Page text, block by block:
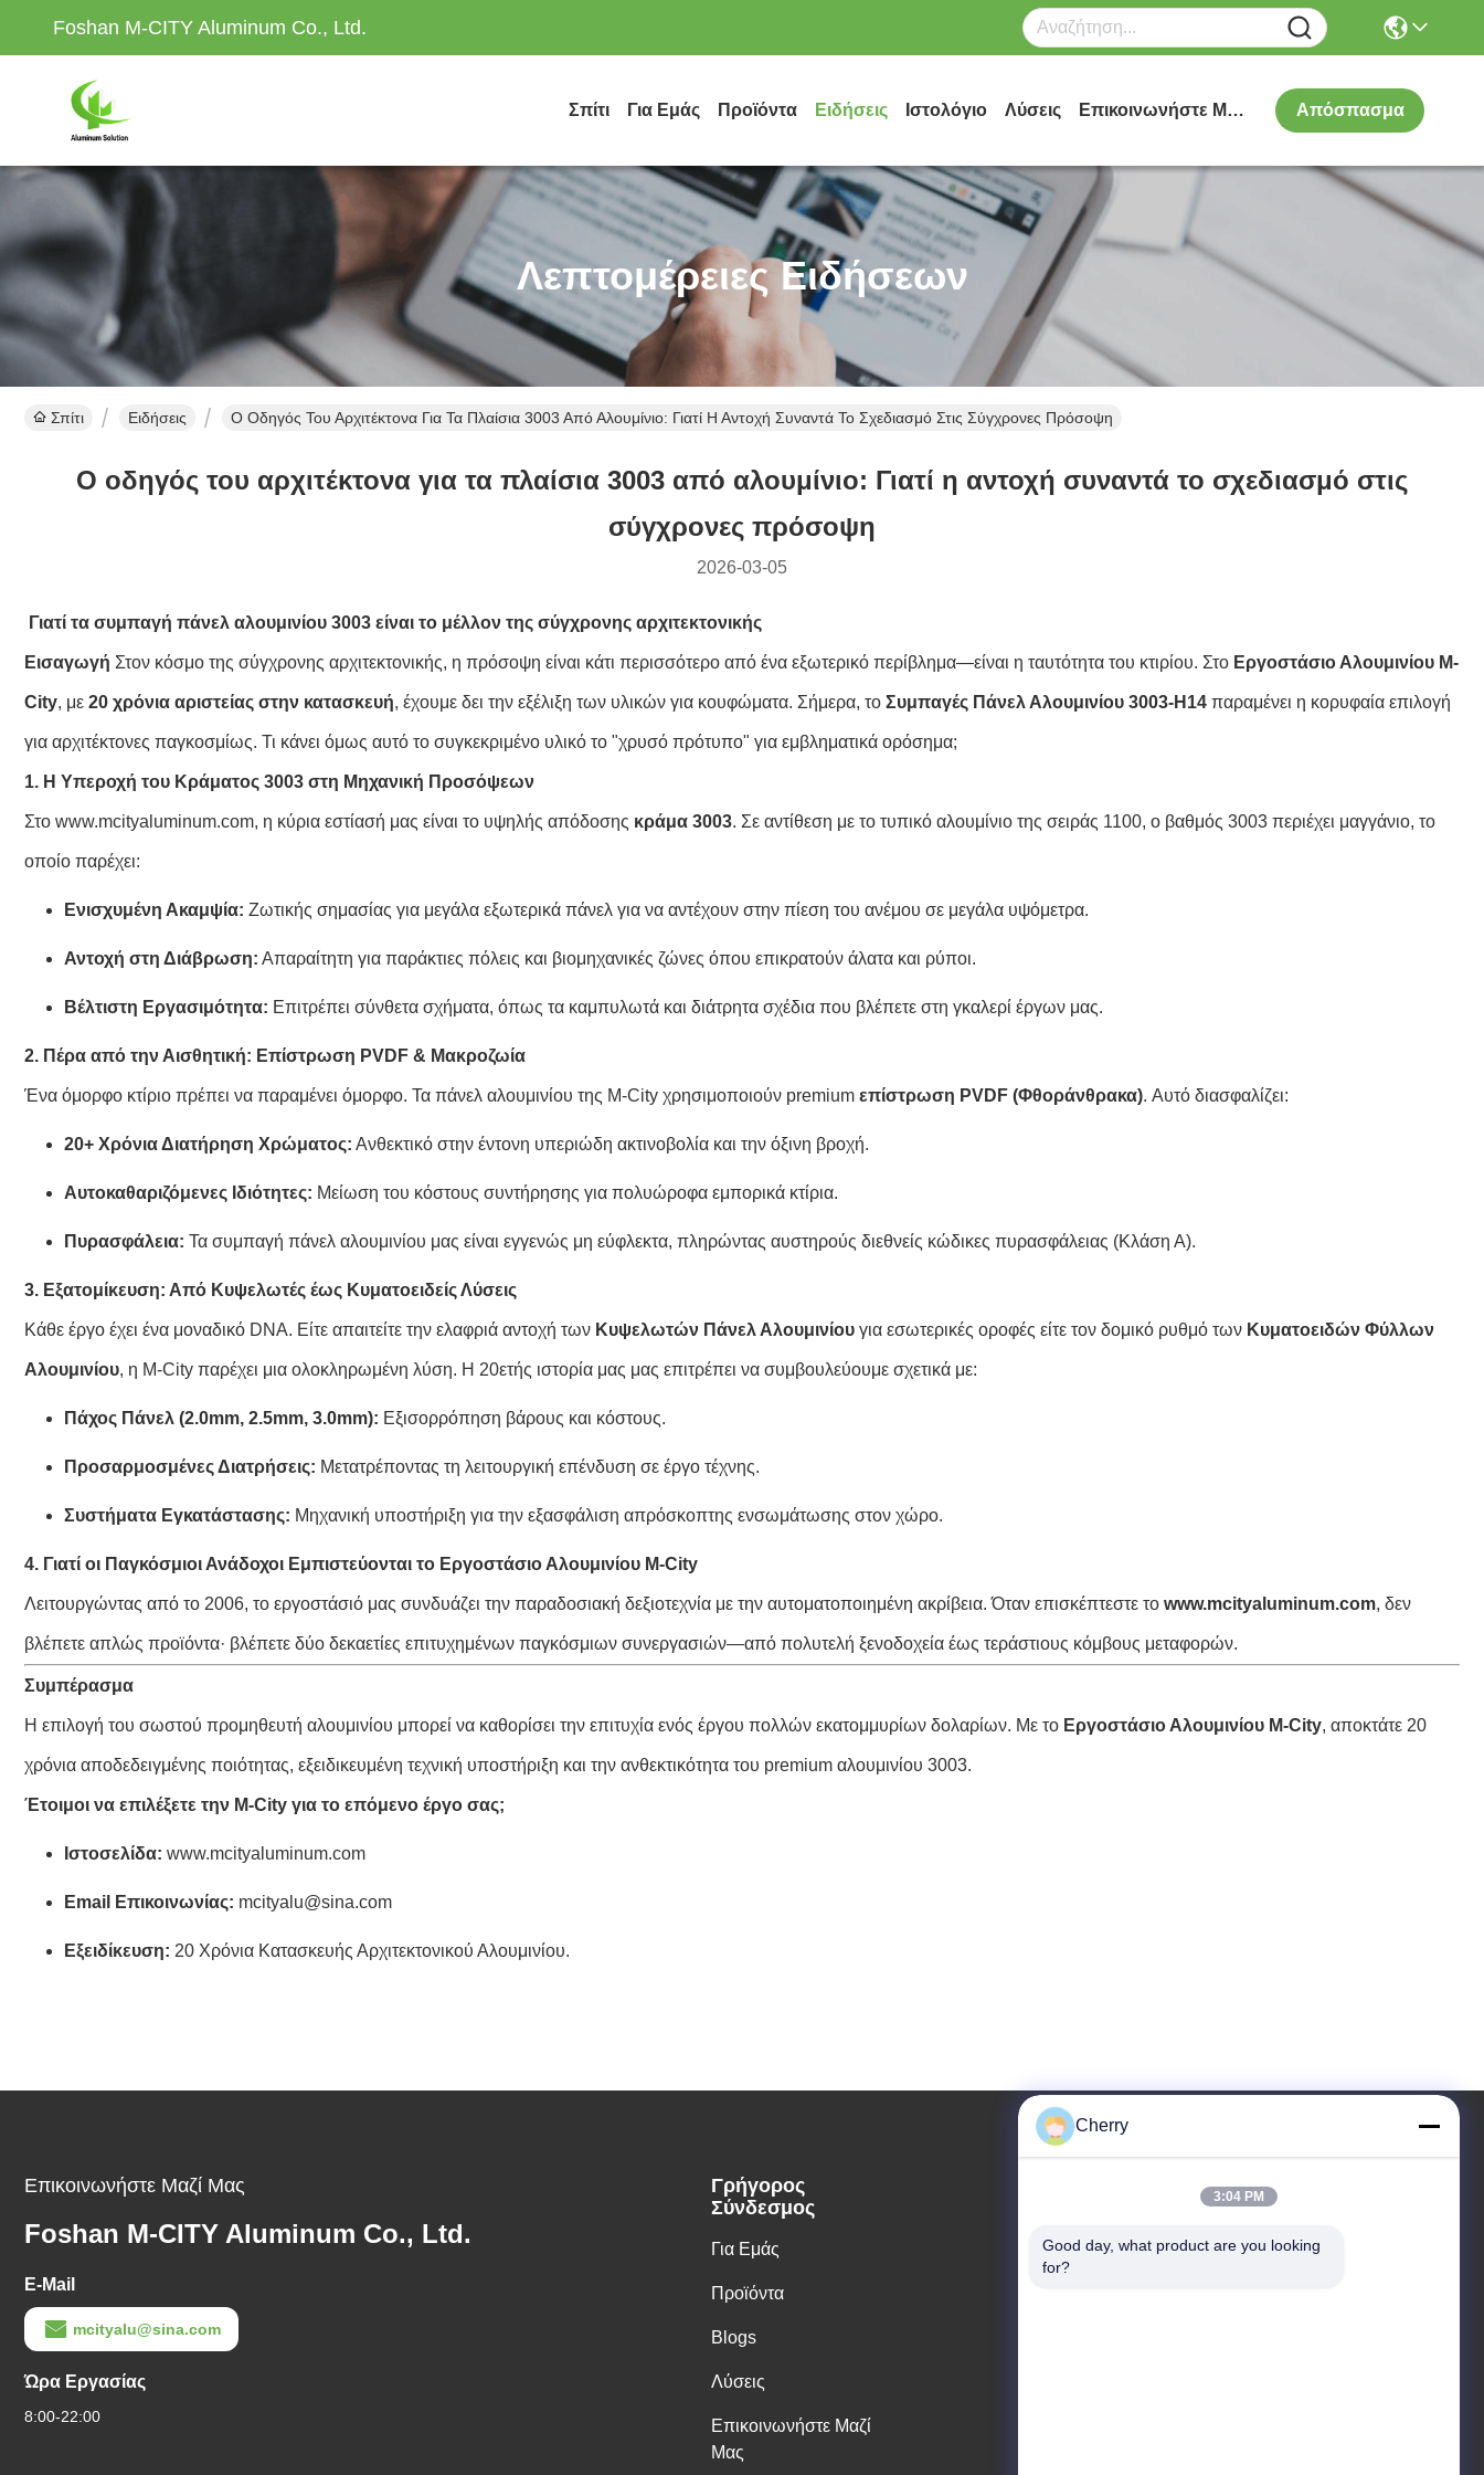
Foshan M-CITY Aluminum Co., Ltd.
Σπίτι Για Εμάς Προϊόντα Ειδήσεις Ιστολόγιο Λύσεις Επικοινωνήστε Μαζί Μας Απόσπασμα
Λεπτομέρειες Ειδήσεων
Σπίτι Ειδήσεις Ο Οδηγός Του Αρχιτέκτονα Για Τα Πλαίσια 3003 Από Αλουμίνιο: Γιατί Η Αντοχή Συναντά Το Σχεδιασμό Στις Σύγχρονες Πρόσοψη
Ο οδηγός του αρχιτέκτονα για τα πλαίσια 3003 από αλουμίνιο: Γιατί η αντοχή συναντά το σχεδιασμό στις
σύγχρονες πρόσοψη
2026-03-05
Γιατί τα συμπαγή πάνελ αλουμινίου 3003 είναι το μέλλον της σύγχρονης αρχιτεκτονικής
Εισαγωγή Στον κόσμο της σύγχρονης αρχιτεκτονικής, η πρόσοψη είναι κάτι περισσότερο από ένα εξωτερικό περίβλημα—είναι η ταυτότητα του κτιρίου. Στο Εργοστάσιο Αλουμινίου M-
City, με 20 χρόνια αριστείας στην κατασκευή, έχουμε δει την εξέλιξη των υλικών για κουφώματα. Σήμερα, το Συμπαγές Πάνελ Αλουμινίου 3003-H14 παραμένει η κορυφαία επιλογή
για αρχιτέκτονες παγκοσμίως. Τι κάνει όμως αυτό το συγκεκριμένο υλικό το "χρυσό πρότυπο" για εμβληματικά ορόσημα;
1. Η Υπεροχή του Κράματος 3003 στη Μηχανική Προσόψεων
Στο www.mcityaluminum.com, η κύρια εστίασή μας είναι το υψηλής απόδοσης κράμα 3003. Σε αντίθεση με το τυπικό αλουμίνιο της σειράς 1100, ο βαθμός 3003 περιέχει μαγγάνιο, το
οποίο παρέχει:
Ενισχυμένη Ακαμψία: Ζωτικής σημασίας για μεγάλα εξωτερικά πάνελ για να αντέχουν στην πίεση του ανέμου σε μεγάλα υψόμετρα.
Αντοχή στη Διάβρωση: Απαραίτητη για παράκτιες πόλεις και βιομηχανικές ζώνες όπου επικρατούν άλατα και ρύποι.
Βέλτιστη Εργασιμότητα: Επιτρέπει σύνθετα σχήματα, όπως τα καμπυλωτά και διάτρητα σχέδια που βλέπετε στη γκαλερί έργων μας.
2. Πέρα από την Αισθητική: Επίστρωση PVDF & Μακροζωία
Ένα όμορφο κτίριο πρέπει να παραμένει όμορφο. Τα πάνελ αλουμινίου της M-City χρησιμοποιούν premium επίστρωση PVDF (Φθοράνθρακα). Αυτό διασφαλίζει:
20+ Χρόνια Διατήρηση Χρώματος: Ανθεκτικό στην έντονη υπεριώδη ακτινοβολία και την όξινη βροχή.
Αυτοκαθαριζόμενες Ιδιότητες: Μείωση του κόστους συντήρησης για πολυώροφα εμπορικά κτίρια.
Πυρασφάλεια: Τα συμπαγή πάνελ αλουμινίου μας είναι εγγενώς μη εύφλεκτα, πληρώντας αυστηρούς διεθνείς κώδικες πυρασφάλειας (Κλάση Α).
3. Εξατομίκευση: Από Κυψελωτές έως Κυματοειδείς Λύσεις
Κάθε έργο έχει ένα μοναδικό DNA. Είτε απαιτείτε την ελαφριά αντοχή των Κυψελωτών Πάνελ Αλουμινίου για εσωτερικές οροφές είτε τον δομικό ρυθμό των Κυματοειδών Φύλλων
Αλουμινίου, η M-City παρέχει μια ολοκληρωμένη λύση. Η 20ετής ιστορία μας μας επιτρέπει να συμβουλεύουμε σχετικά με:
Πάχος Πάνελ (2.0mm, 2.5mm, 3.0mm): Εξισορρόπηση βάρους και κόστους.
Προσαρμοσμένες Διατρήσεις: Μετατρέποντας τη λειτουργική επένδυση σε έργο τέχνης.
Συστήματα Εγκατάστασης: Μηχανική υποστήριξη για την εξασφάλιση απρόσκοπτης ενσωμάτωσης στον χώρο.
4. Γιατί οι Παγκόσμιοι Ανάδοχοι Εμπιστεύονται το Εργοστάσιο Αλουμινίου M-City
Λειτουργώντας από το 2006, το εργοστάσιό μας συνδυάζει την παραδοσιακή δεξιοτεχνία με την αυτοματοποιημένη ακρίβεια. Όταν επισκέπτεστε το www.mcityaluminum.com, δεν
βλέπετε απλώς προϊόντα· βλέπετε δύο δεκαετίες επιτυχημένων παγκόσμιων συνεργασιών—από πολυτελή ξενοδοχεία έως τεράστιους κόμβους μεταφορών.
Συμπέρασμα
Η επιλογή του σωστού προμηθευτή αλουμινίου μπορεί να καθορίσει την επιτυχία ενός έργου πολλών εκατομμυρίων δολαρίων. Με το Εργοστάσιο Αλουμινίου M-City, αποκτάτε 20
χρόνια αποδεδειγμένης ποιότητας, εξειδικευμένη τεχνική υποστήριξη και την ανθεκτικότητα του premium αλουμινίου 3003.
Έτοιμοι να επιλέξετε την M-City για το επόμενο έργο σας;
Ιστοσελίδα: www.mcityaluminum.com
Email Επικοινωνίας: mcityalu@sina.com
Εξειδίκευση: 20 Χρόνια Κατασκευής Αρχιτεκτονικού Αλουμινίου.
Επικοινωνήστε Μαζί Μας
Foshan M-CITY Aluminum Co., Ltd.
E-Mail
mcityalu@sina.com
Ώρα Εργασίας
8:00-22:00
Γρήγορος
Σύνδεσμος
Για Εμάς
Προϊόντα
Blogs
Λύσεις
Επικοινωνήστε Μαζί
Μας
Βιομηχανικό Πάρκο Hegui, Lishui, Nanhai Foshan
Cherry
3:04 PM
Good day, what product are you looking
for?